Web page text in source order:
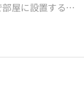
屋に設置する
際使っていて効
答よろしくお願